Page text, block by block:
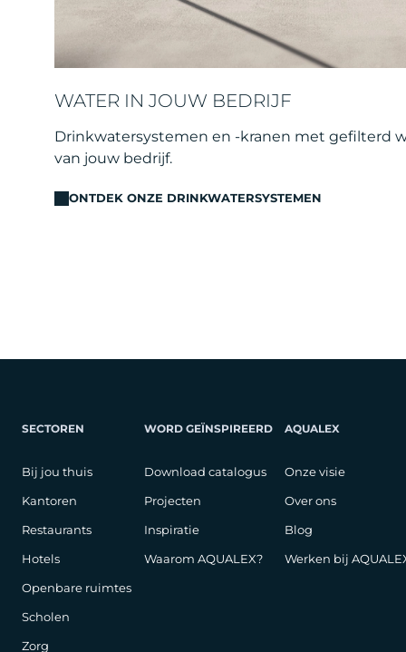
WATER IN JOUW BEDRIJF
Drinkwatersystemen en -kranen met gefilterd
van jouw bedrijf.
ONTDEK ONZE DRINKWATERSYSTEMEN
SECTOREN
Bij jou thuis
Kantoren
Restaurants
Hotels
Openbare ruimtes
Scholen
Zorg
WORD GEÏNSPIREERD
Download catalogus
Projecten
Inspiratie
Waarom AQUALEX?
AQUALEX
Onze visie
Over ons
Blog
Werken bij